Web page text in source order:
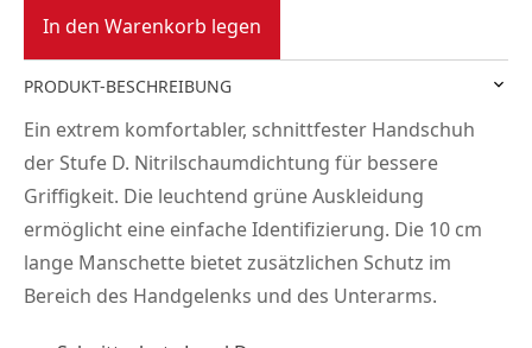
In den Warenkorb legen
PRODUKT-BESCHREIBUNG
Ein extrem komfortabler, schnittfester Handschuh
der Stufe D. Nitrilschaumdichtung für bessere
Griffigkeit. Die leuchtend grüne Auskleidung
ermöglicht eine einfache Identifizierung. Die 10 cm
lange Manschette bietet zusätzlichen Schutz im
Bereich des Handgelenks und des Unterarms.